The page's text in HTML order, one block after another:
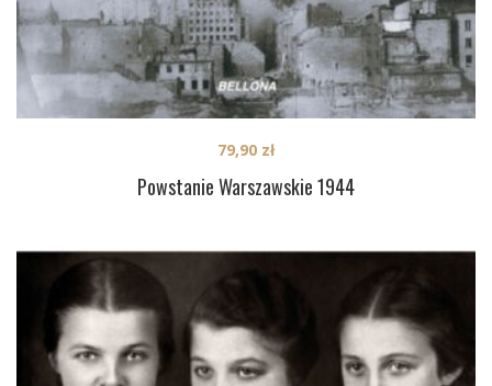
Powstanie Warszawskie 1944
79,90 zł